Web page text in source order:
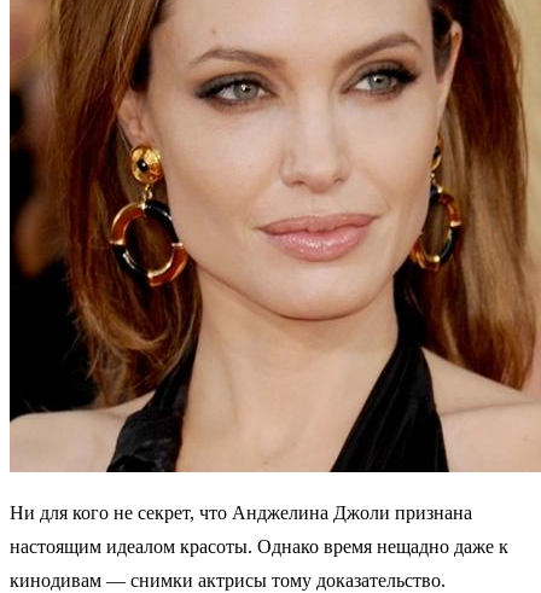
Ни для кого не секрет, что Анджелина Джоли признана
настоящим идеалом красоты. Однако время нещадно даже к
кинодивам — снимки актрисы тому доказательство.